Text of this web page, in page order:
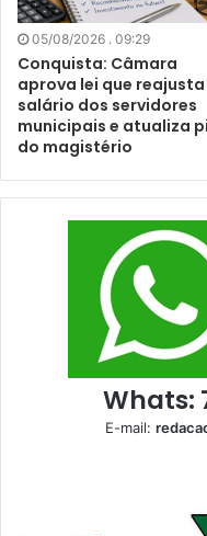
05/08/2026 . 09:29
Conquista: Câmara
aprova lei que reajusta
salário dos servidores
municipais e atualiza
do magistério
Whats:
E-mail: